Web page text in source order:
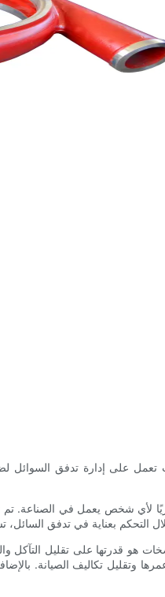
على إدارة تدفق السوائل
لأي شخص يعمل في الصناعة. تم
هو قدرتها على تقليل
وتقليل تكاليف الصيانة.